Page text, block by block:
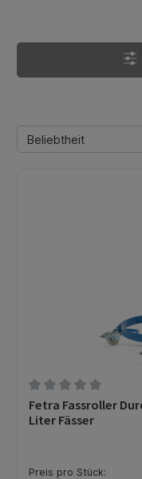
Durchschnittliche
Fetra Fassroller
Liter Fässer
Preis pro Stück: